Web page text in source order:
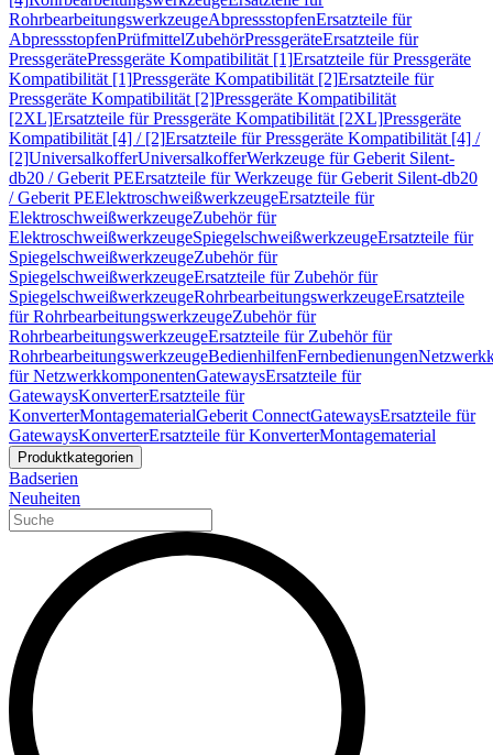
RohrbearbeitungswerkzeugeAbpressstopfenErsatzteile für
AbpressstopfenPrüfmittelZubehörPressgeräteErsatzteile für
PressgerätePressgeräte Kompatibilität [1]Ersatzteile für Pressgeräte
Kompatibilität [1]Pressgeräte Kompatibilität [2]Ersatzteile für
Pressgeräte Kompatibilität [2]Pressgeräte Kompatibilität
[2XL]Ersatzteile für Pressgeräte Kompatibilität [2XL]Pressgeräte
Kompatibilität [4] / [2]Ersatzteile für Pressgeräte Kompatibilität [4] /
[2]UniversalkofferUniversalkofferWerkzeuge für Geberit Silent-
db20 / Geberit PEErsatzteile für Werkzeuge für Geberit Silent-db20
/ Geberit PEElektroschweißwerkzeugeErsatzteile für
ElektroschweißwerkzeugeZubehör für
ElektroschweißwerkzeugeSpiegelschweißwerkzeugeErsatzteile für
SpiegelschweißwerkzeugeZubehör für
SpiegelschweißwerkzeugeErsatzteile für Zubehör für
SpiegelschweißwerkzeugeRohrbearbeitungswerkzeugeErsatzteile
für RohrbearbeitungswerkzeugeZubehör für
RohrbearbeitungswerkzeugeErsatzteile für Zubehör für
RohrbearbeitungswerkzeugeBedienhilfenFernbedienungen
für NetzwerkkomponentenGatewaysErsatzteile für
GatewaysKonverterErsatzteile für
KonverterMontagematerialGeberit ConnectGatewaysErsatzteile für
GatewaysKonverterErsatzteile für KonverterMontagematerial
Produktkategorien
Badserien
Neuheiten